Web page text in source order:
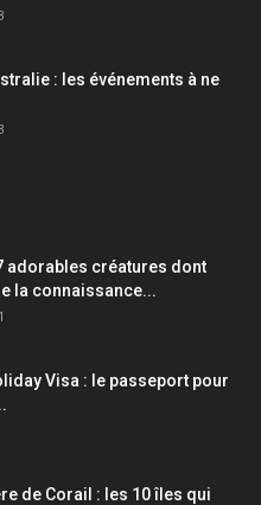
: les événements à ne
adorables créatures dont
la connaissance...
Visa : le passeport pour
de Corail : les 10 îles qui